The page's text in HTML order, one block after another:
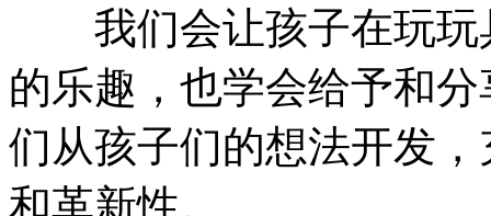
我们会让孩子在玩玩
的乐趣，也学会给予和
们从孩子们的想法开发
和革新性。